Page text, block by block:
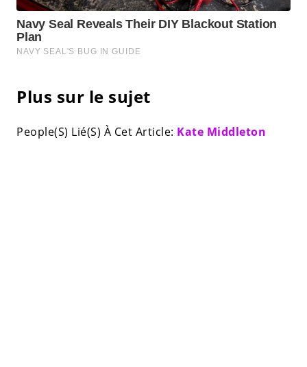
Plus sur le sujet
People(S) Lié(S) À Cet Article: Kate Middleton